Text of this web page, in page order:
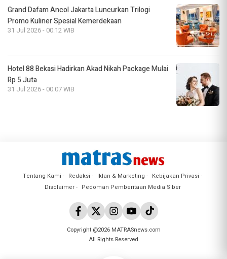
Grand Dafam Ancol Jakarta Luncurkan Trilogi
Promo Kuliner Spesial Kemerdekaan
31 Jul 2026 - 00:12 WIB
Hotel 88 Bekasi Hadirkan Akad Nikah Package Mulai
Rp 5 Juta
31 Jul 2026 - 00:07 WIB
Tentang Kami Redaksi Iklan & Marketing
Kebijakan Privasi
Disclaimer
Pedoman Pemberitaan Media Siber
Copyright @2026 MATRASnews.com
All Rights Reserved